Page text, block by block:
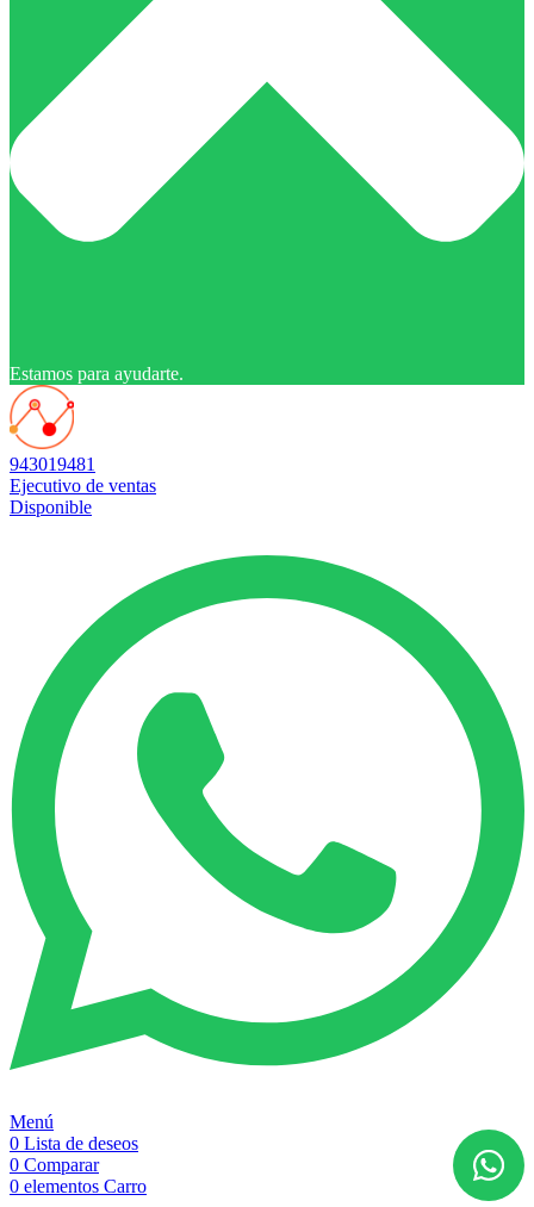
Estamos para ayudarte.
943019481
Ejecutivo de ventas
Disponible
Menú
0 Lista de deseos
0 Comparar
0 elementos Carro